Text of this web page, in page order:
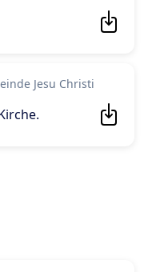
Jesu Christi
.